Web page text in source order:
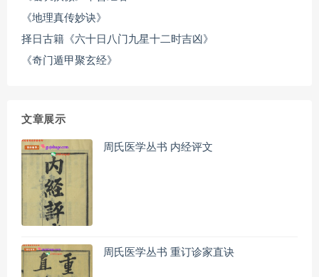
《地理真传妙诀》
择日古籍《六十日八门九星十二时吉凶》
《奇门遁甲聚玄经》
文章展示
周氏医学丛书 内经评文
周氏医学丛书 重订诊家直诀